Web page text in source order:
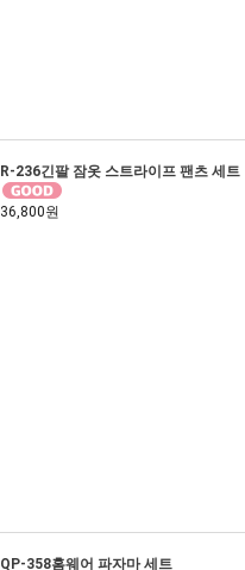
R-236긴팔 잠옷 스트라이프 팬츠 세트
36,800원
QP-358홈웨어 파자마 세트